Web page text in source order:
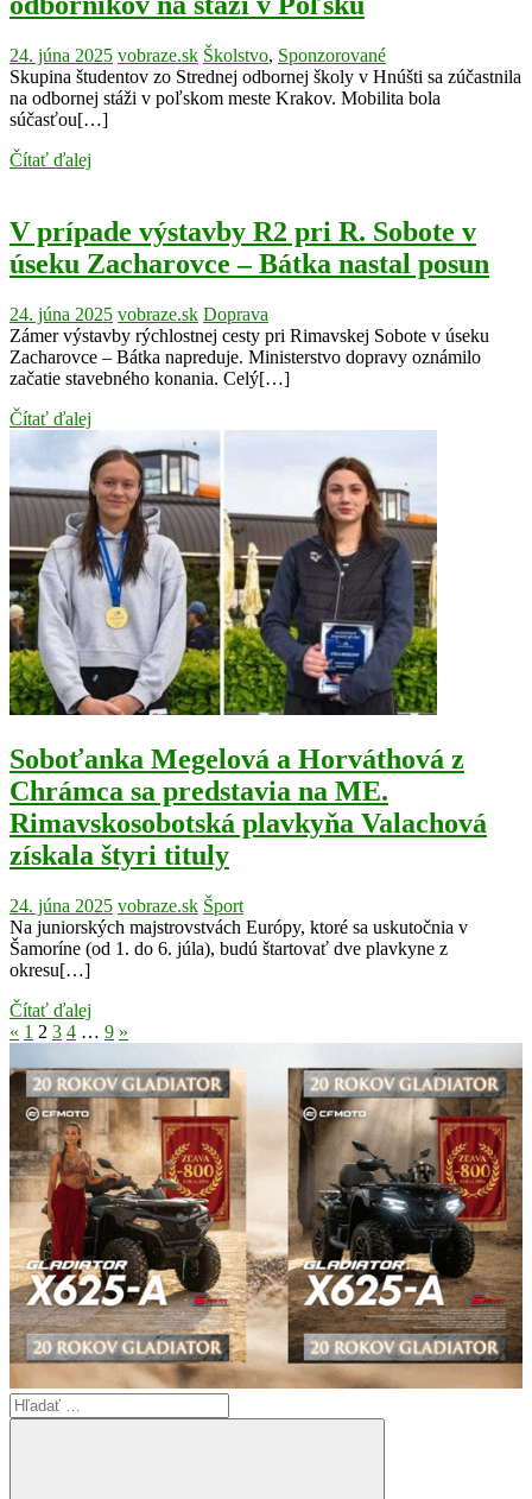
24. júna 2025 vobraze.sk Školstvo, Sponzorované
Skupina študentov zo Strednej odbornej školy v Hnúšti sa zúčastnila
na odbornej stáži v poľskom meste Krakov. Mobilita bola
súčasťou[…]
Čítať ďalej
V prípade výstavby R2 pri R. Sobote v
úseku Zacharovce – Bátka nastal posun
24. júna 2025 vobraze.sk Doprava
Zámer výstavby rýchlostnej cesty pri Rimavskej Sobote v úseku
Zacharovce – Bátka napreduje. Ministerstvo dopravy oznámilo
začatie stavebného konania. Celý[…]
Čítať ďalej
Soboťanka Megelová a Horváthová z
Chrámca sa predstavia na ME.
Rimavskosobotská plavkyňa Valachová
získala štyri tituly
24. júna 2025 vobraze.sk Šport
Na juniorských majstrovstvách Európy, ktoré sa uskutočnia v
Šamoríne (od 1. do 6. júla), budú štartovať dve plavkyne z
okresu[…]
Čítať ďalej
Stránkovanie
príspevkov
« Previous
1 2 3 4 … 9 Next
»
Search
for: